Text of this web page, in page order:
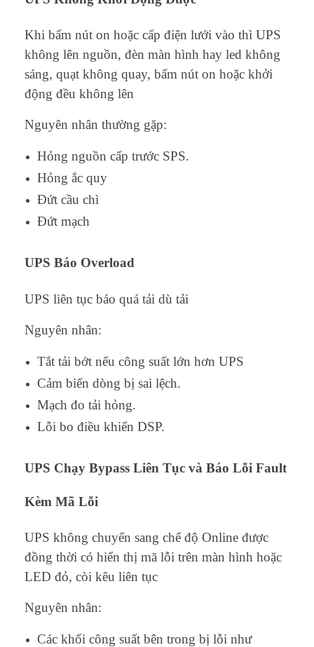
Khi bấm nút on hoặc cấp điện lưới vào thì UPS
không lên nguồn, đèn màn hình hay led không
sáng, quạt không quay, bấm nút on hoặc khởi
động đều không lên
Nguyên nhân thường gặp:
Hỏng nguồn cấp trước SPS.
Hỏng ắc quy
Đứt cầu chì
Đứt mạch
UPS Báo Overload
UPS liên tục báo quá tải dù tải
Nguyên nhân:
Tắt tải bớt nếu công suất lớn hơn UPS
Cảm biến dòng bị sai lệch.
Mạch đo tải hỏng.
Lỗi bo điều khiển DSP.
UPS Chạy Bypass Liên Tục và Báo Lỗi Fault
Kèm Mã Lỗi
UPS không chuyển sang chế độ Online được
đồng thời có hiển thị mã lỗi trên màn hình hoặc
LED đỏ, còi kêu liên tục
Nguyên nhân:
Các khối công suất bên trong bị lỗi như